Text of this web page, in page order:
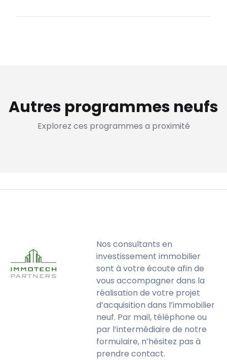
Autres programmes neufs
Explorez ces programmes a proximité
Nos consultants en
investissement immobilier
sont à votre écoute afin de
vous accompagner dans la
réalisation de votre projet
d’acquisition dans l’immobilier
neuf. Par mail, téléphone ou
par l’intermédiaire de notre
formulaire, n’hésitez pas à
prendre contact.